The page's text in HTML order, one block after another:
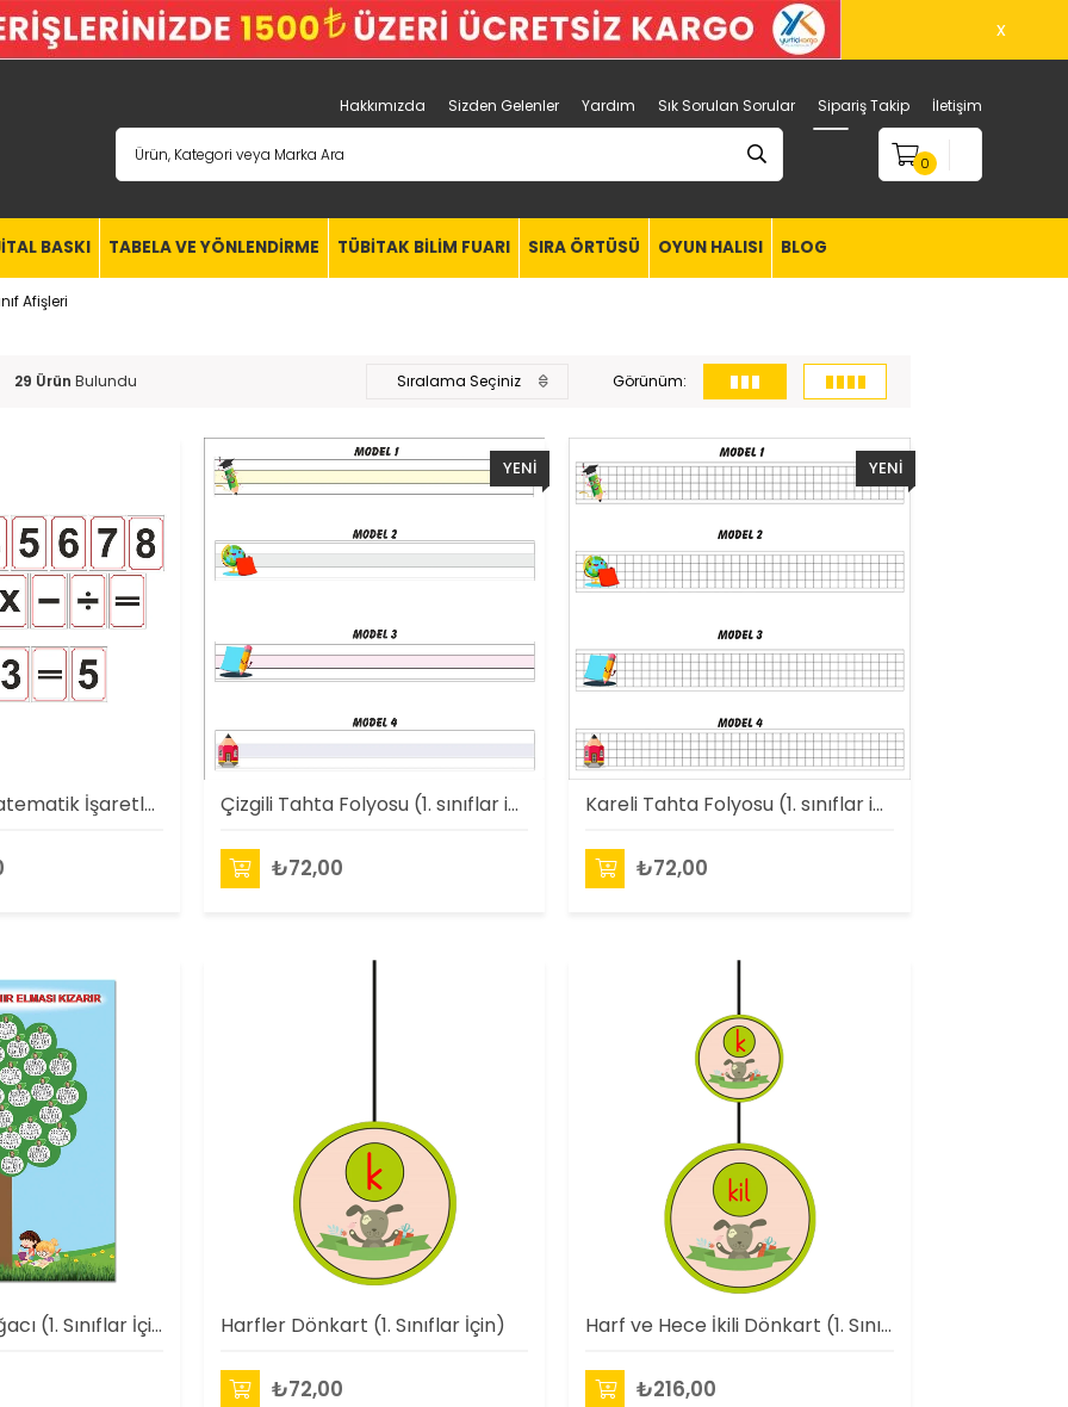
x
Hakkımızda Sizden Gelenler Yardım Sık Sorulan Sorular Sipariş Takip İletişim
0
BASKI TABELA VE YÖNLENDİRME TÜBİTAK BİLİM FUARI SIRA ÖRTÜSÜ OYUN HALISI BLOG
Afişleri
29 Ürün
Rakamlar ve Matematik İşaretleri Magneti (75 Parça) Çizgili Tahta Folyosu (1. sınıflar için)
₺72,00
YENI
ÜRÜN
Kareli Tahta Folyosu (1. sınıflar için)
₺72,00
YENI
ÜRÜN
Kızaran Elma Ağacı (1. Sınıflar İçin) Harfler Dönkart (1. Sınıflar İçin)
₺72,00
Harf ve Hece İkili Dönkart (1. Sınıflar İçin)
₺216,00